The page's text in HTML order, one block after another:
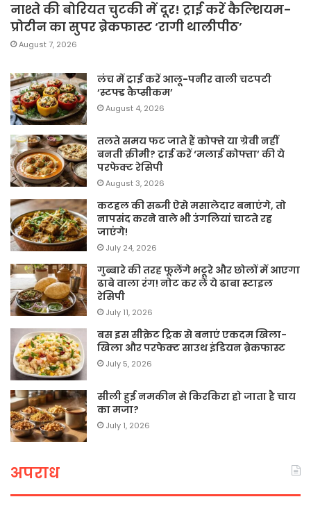
नाश्ते की बोरियत चुटकी में दूर! ट्राई करें कैल्शियम-
प्रोटीन का सुपर ब्रेकफास्ट ‘रागी थालीपीठ’
August 7, 2026
लंच में ट्राई करें आलू-पनीर वाली चटपटी
‘स्टफ्ड कैप्सीकम’
August 4, 2026
तलते समय फट जाते हैं कोफ्ते या ग्रेवी नहीं
बनती क्रीमी? ट्राई करें ‘मलाई कोफ्ता’ की ये
परफेक्ट रेसिपी
August 3, 2026
कटहल की सब्जी ऐसे मसालेदार बनाएंगे, तो
नापसंद करने वाले भी उंगलियां चाटते रह
जाएंगे!
July 24, 2026
गुब्बारे की तरह फूलेंगे भटूरे और छोलों में आएगा
ढाबे वाला रंग! नोट कर लें ये ढाबा स्टाइल
रेसिपी
July 11, 2026
बस इस सीक्रेट ट्रिक से बनाएं एकदम खिला-
खिला और परफेक्ट साउथ इंडियन ब्रेकफास्ट
July 5, 2026
सीली हुई नमकीन से किरकिरा हो जाता है चाय
का मजा?
July 1, 2026
अपराध